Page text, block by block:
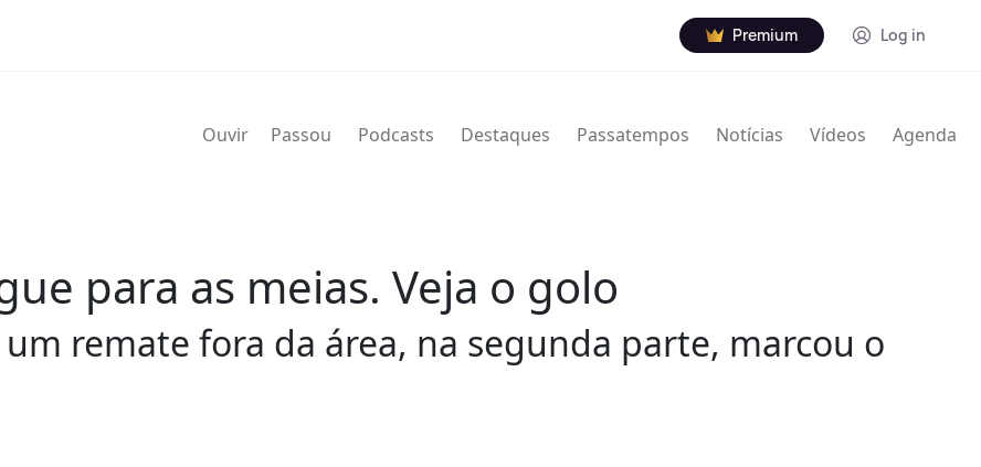
Premium Log in
Ouvir Passou Podcasts Destaques Passatempos Notícias Vídeos Agenda
para as meias. Veja o golo
remate fora da área, na segunda parte, marcou o